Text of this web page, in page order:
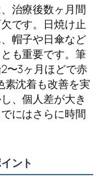
治療後数ヶ月間
です。日焼け止
帽子や日傘など
も重要です。筆
〜3ヶ月ほどで赤
素沈着も改善を実
、個人差が大き
にはさらに時間
ント